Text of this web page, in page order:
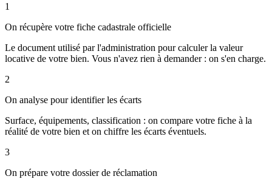
1
On récupère votre fiche cadastrale officielle
Le document utilisé par l'administration pour calculer la valeur
locative de votre bien. Vous n'avez rien à demander : on s'en charge.
2
On analyse pour identifier les écarts
Surface, équipements, classification : on compare votre fiche à la
réalité de votre bien et on chiffre les écarts éventuels.
3
On prépare votre dossier de réclamation